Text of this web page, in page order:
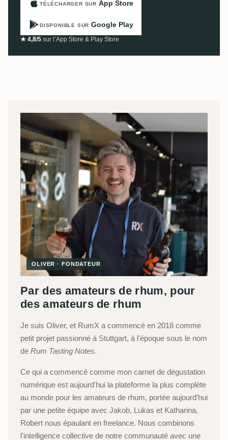
TÉLÉCHARGER SUR App Store
DISPONIBLE SUR Google Play
★ 4,8/5 sur l’App Store & Play Store
OLIVER · FONDATEUR
Par des amateurs de rhum, pour
des amateurs de rhum
Je suis Oliver, et RumX a commencé en 2018 comme
petit projet passionné à Stuttgart, à l'époque sous le nom
de Rum Tasting Notes.
Ce qui a commencé comme mon carnet de dégustation
numérique est aujourd'hui la plateforme la plus complète
au monde pour les amateurs de rhum, portée aujourd'hui
par une petite équipe avec Jakob, Lukas et Katharina,
Robert nous épaulant en freelance. Nous combinons
l'intelligence collective de notre communauté avec une